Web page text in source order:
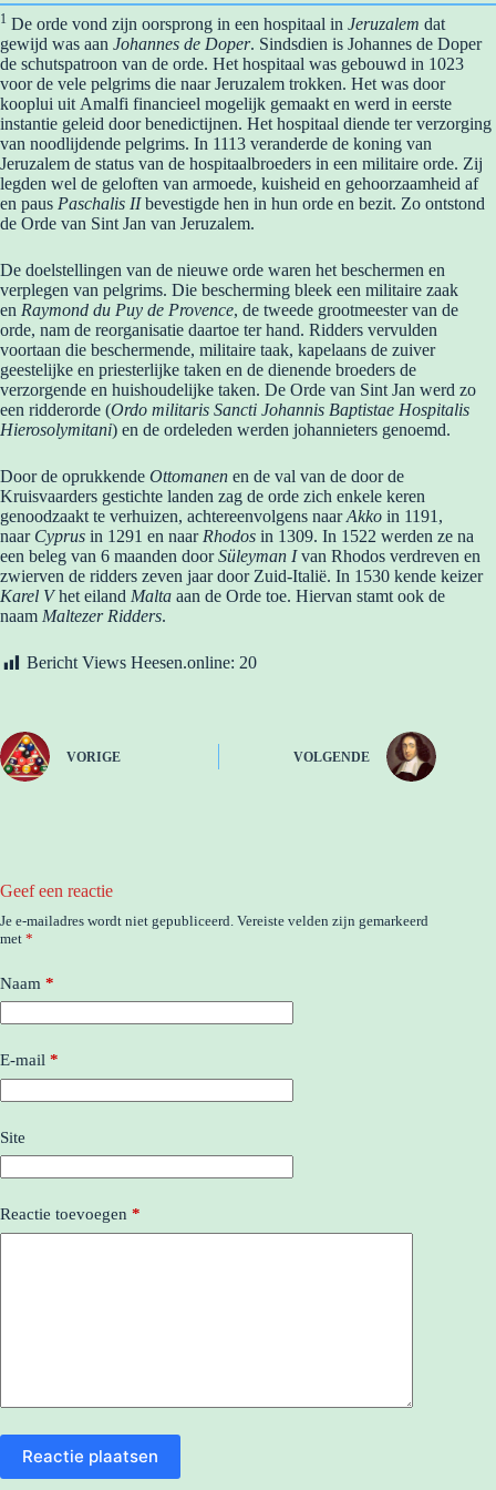
1 De orde vond zijn oorsprong in een hospitaal in Jeruzalem dat
gewijd was aan Johannes de Doper. Sindsdien is Johannes de Doper
de schutspatroon van de orde. Het hospitaal was gebouwd in 1023
voor de vele pelgrims die naar Jeruzalem trokken. Het was door
kooplui uit Amalfi financieel mogelijk gemaakt en werd in eerste
instantie geleid door benedictijnen. Het hospitaal diende ter verzorging
van noodlijdende pelgrims. In 1113 veranderde de koning van
Jeruzalem de status van de hospitaalbroeders in een militaire orde. Zij
legden wel de geloften van armoede, kuisheid en gehoorzaamheid af
en paus Paschalis IIbevestigde hen in hun orde en bezit. Zo ontstond
de Orde van Sint Jan van Jeruzalem.
De doelstellingen van de nieuwe orde waren het beschermen en
verplegen van pelgrims. Die bescherming bleek een militaire zaak
en Raymond du Puy de Provence, de tweede grootmeester van de
orde, nam de reorganisatie daartoe ter hand. Ridders vervulden
voortaan die beschermende, militaire taak, kapelaans de zuiver
geestelijke en priesterlijke taken en de dienende broeders de
verzorgende en huishoudelijke taken. De Orde van Sint Jan werd zo
een ridderorde (Ordo militaris Sancti Johannis Baptistae Hospitalis
Hierosolymitani) en de ordeleden werden johannieters genoemd.
Door de oprukkende Ottomanen en de val van de door de
Kruisvaarders gestichte landen zag de orde zich enkele keren
genoodzaakt te verhuizen, achtereenvolgens naarAkko in 1191,
naar Cyprus in 1291 en naarRhodos in 1309. In 1522 werden ze na
een beleg van 6 maanden doorSüleyman Ivan Rhodos verdreven en
zwierven de ridders zeven jaar door Zuid-Italië. In 1530 kende keizer
Karel Vhet eiland Malta aan de Orde toe. Hiervan stamt ook de
naam Maltezer Ridders.
Bericht Views Heesen.online: 20
VORIGE VOLGENDE
Geef een reactie
Je e-mailadres wordt niet gepubliceerd. Vereiste velden zijn gemarkeerd
met *
Naam *
E-mail *
Site
Reactie toevoegen *
Reactie plaatsen